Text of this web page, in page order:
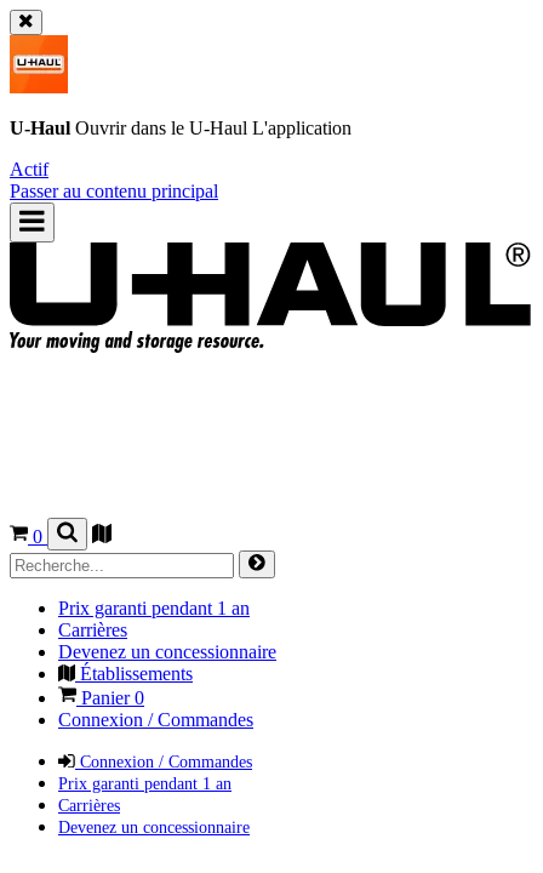
U-Haul Ouvrir dans le U-Haul L'application
Actif
Passer au contenu principal
0
Prix garanti pendant 1 an
Carrières
Devenez un concessionnaire
Établissements
Panier0
Connexion / Commandes
Connexion / Commandes
Prix garanti pendant 1 an
Carrières
Devenez un concessionnaire